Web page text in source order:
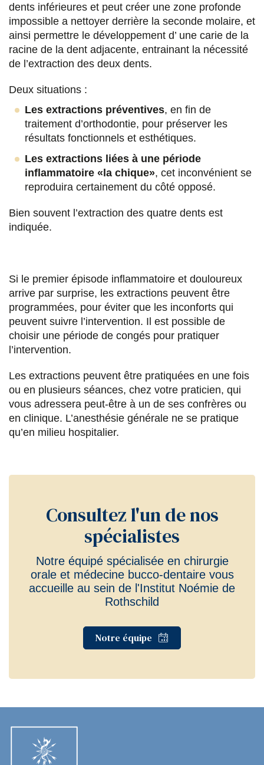
dents inférieures et peut créer une zone profonde
impossible a nettoyer derrière la seconde molaire, et
ainsi permettre le développement d’ une carie de la
racine de la dent adjacente, entrainant la nécessité
de l’extraction des deux dents.
Deux situations :
Les extractions préventives, en fin de
traitement d’orthodontie, pour préserver les
résultats fonctionnels et esthétiques.
Les extractions liées à une période
inflammatoire «la chique», cet inconvénient se
reproduira certainement du côté opposé.
Bien souvent l’extraction des quatre dents est
indiquée.
Si le premier épisode inflammatoire et douloureux
arrive par surprise, les extractions peuvent être
programmées, pour éviter que les inconforts qui
peuvent suivre l’intervention. Il est possible de
choisir une période de congés pour pratiquer
l’intervention.
Les extractions peuvent être pratiquées en une fois
ou en plusieurs séances, chez votre praticien, qui
vous adressera peut-être à un de ses confrères ou
en clinique. L’anesthésie générale ne se pratique
qu’en milieu hospitalier.
Consultez l'un de nos
spécialistes
Notre équipé spécialisée en chirurgie
orale et médecine bucco-dentaire vous
accueille au sein de l'Institut Noémie de
Rothschild
Notre équipe